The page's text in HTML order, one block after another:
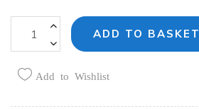
ADD TO BASKET
Add to Wishlist